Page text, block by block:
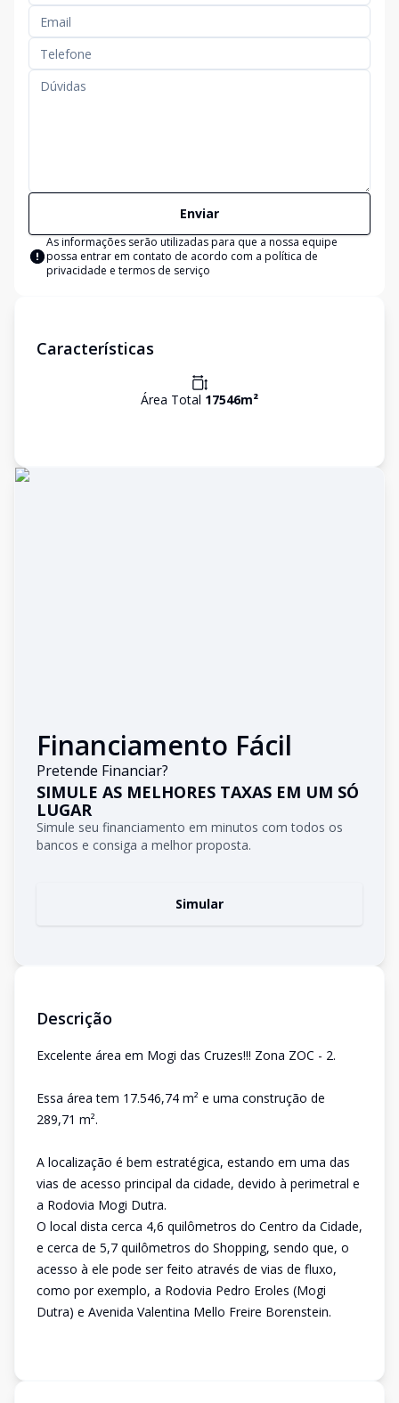
Enviar
As informações serão utilizadas para que a nossa equipe
possa entrar em contato de acordo com a política de
privacidade e termos de serviço
Características
Área Total 17546m²
Financiamento Fácil
Pretende Financiar?
SIMULE AS MELHORES TAXAS EM UM SÓ
LUGAR
Simule seu financiamento em minutos com todos os
bancos e consiga a melhor proposta.
Simular
Descrição
Excelente área em Mogi das Cruzes!!! Zona ZOC - 2.
Essa área tem 17.546,74 m² e uma construção de
289,71 m².
A localização é bem estratégica, estando em uma das
vias de acesso principal da cidade, devido à perimetral e
a Rodovia Mogi Dutra.
O local dista cerca 4,6 quilômetros do Centro da Cidade,
e cerca de 5,7 quilômetros do Shopping, sendo que, o
acesso à ele pode ser feito através de vias de fluxo,
como por exemplo, a Rodovia Pedro Eroles (Mogi
Dutra) e Avenida Valentina Mello Freire Borenstein.